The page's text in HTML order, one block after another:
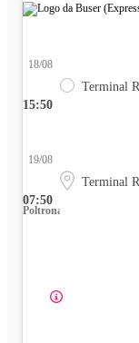
15:50
18/08
Terminal
07:50
19/08
Terminal
Poltrona